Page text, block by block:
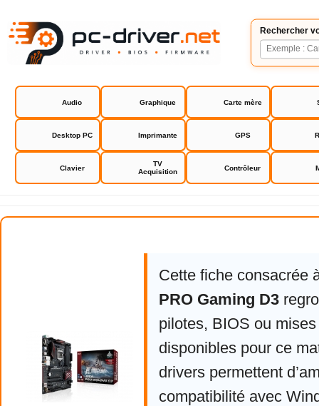
Rechercher
Audio Graphique Carte mère
Desktop PC Imprimante GPS
Clavier
TV
Acquisition
Contrôleur
Asus B150 PRO Gaming D3
Cette fiche consacrée
PRO Gaming D3
pilotes, BIOS ou
disponibles pour ce
drivers permettent
compatibilité avec